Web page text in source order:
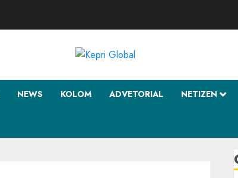
NEWS KOLOM ADVETORIAL NETIZEN